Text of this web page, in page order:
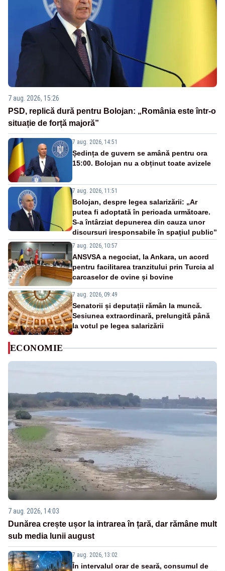
7 aug. 2026, 15:26
PSD, replică dură pentru Bolojan: „România este într-o
situație de forță majoră”
7 aug. 2026, 14:51
Ședința de guvern se amână pentru ora
15:00. Bolojan nu a obținut toate avizele
7 aug. 2026, 11:51
Bolojan, despre legea salarizării: „Ar
putea fi adoptată în perioada următoare.
S-a întârziat depunerea din cauza unor
discursuri iresponsabile în spaţiul public”
7 aug. 2026, 10:57
ANSVSA a negociat, la Ankara, un acord
pentru facilitarea tranzitului prin Turcia al
carcaselor de ovine și bovine
7 aug. 2026, 09:49
Senatorii și deputații rămân la muncă.
Sesiunea extraordinară, prelungită până
la votul pe legea salarizării
ECONOMIE
7 aug. 2026, 14:03
Dunărea crește ușor la intrarea în țară, dar rămâne mult
sub media lunii august
7 aug. 2026, 13:02
În intervalul orar de seară, consumul de